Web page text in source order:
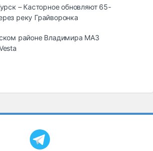
– Касторное обновляют 65-
реку Грайворонка
районе Владимира МАЗ